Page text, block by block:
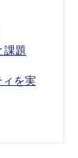
課題
を実